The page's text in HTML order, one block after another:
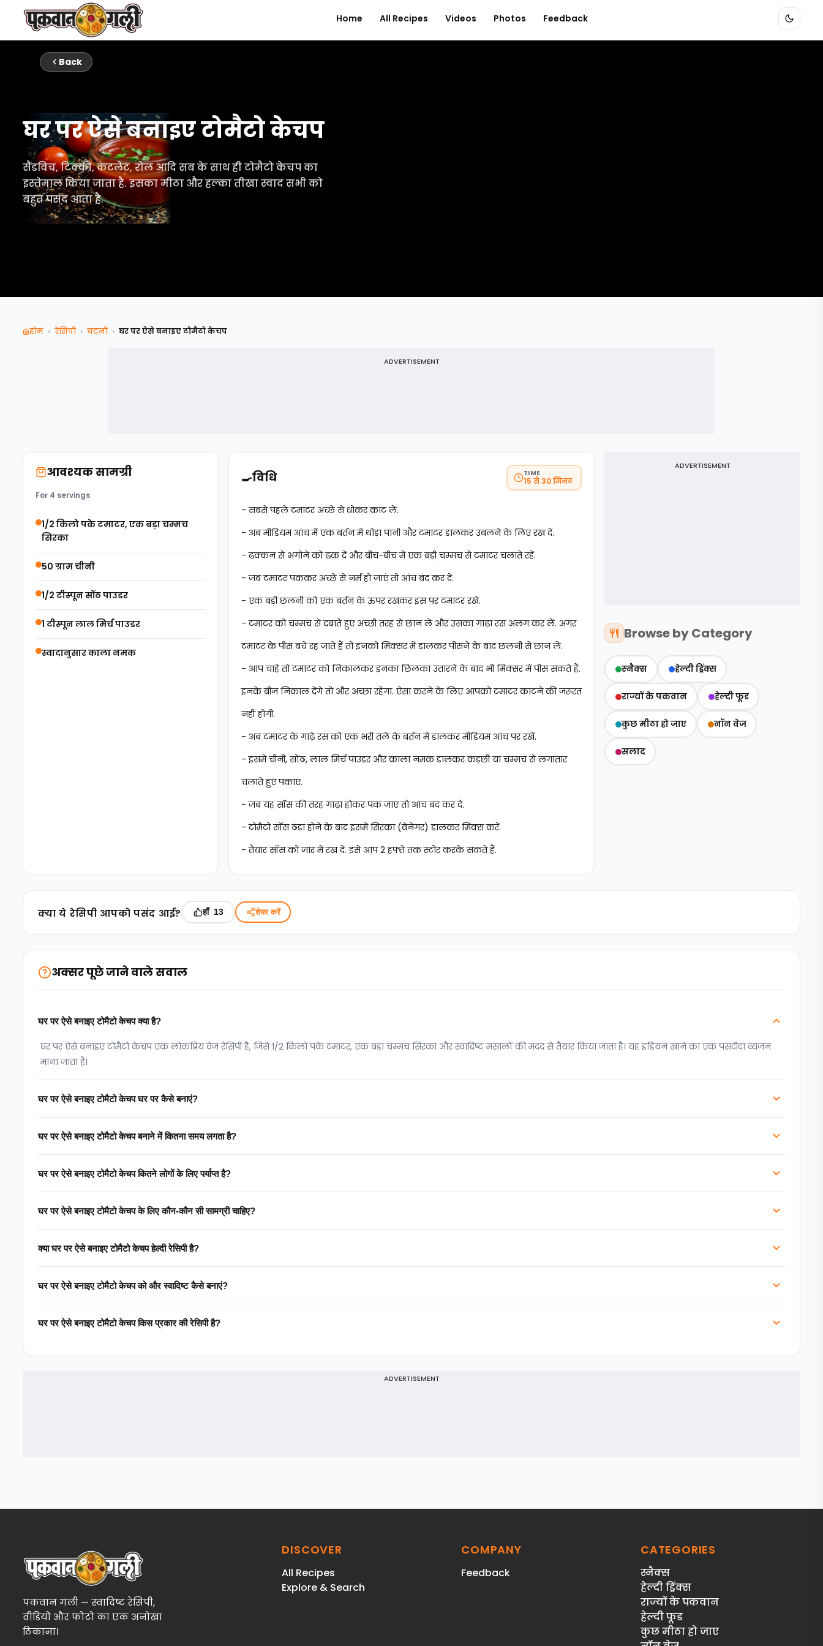
Home All Recipes Videos Photos Feedback
Back
घर पर ऐसे बनाइए टोमैटो केचप
सैंडविच, टिक्की, कटलेट, रोल आदि सब के साथ ही टोमैटो केचप का
इस्तेमाल किया जाता है. इसका मीठा और हल्का तीखा स्वाद सभी को
बहुत पसंद आता है.
होम › रेसिपी › चटनी › घर पर ऐसे बनाइए टोमैटो केचप
ADVERTISEMENT
आवश्यक सामग्री
For 4 servings
1/2 किलो पके टमाटर, एक बड़ा चम्मच
सिरका
50 ग्राम चीनी
1/2 टीस्पून सोंठ पाउडर
1 टीस्पून लाल मिर्च पाउडर
स्वादानुसार काला नमक
🍳विधि TIME
15 से 30 मिनट
- सबसे पहले टमाटर अच्छे से धोकर काट लें.
- अब मीडियम आंच में एक बर्तन में थोड़ा पानी और टमाटर डालकर उबलने के लिए रख दें.
- ढक्कन से भगोने को ढक दें और बीच-बीच में एक बड़ी चम्मच से टमाटर चलाते रहें.
- जब टमाटर पककर अच्छे से नर्म हो जाएं तो आंच बंद कर दें.
- एक बड़ी छलनी को एक बर्तन के ऊपर रखकर इस पर टमाटर रखे.
- टमाटर को चम्मच से दबाते हुए अच्छी तरह से छान लें और उसका गाढ़ा रस अलग कर लें. अगर
टमाटर के पीस बचे रह जाते हैं तो इनको मिक्सर में डालकर पीसने के बाद छलनी से छान लें.
- आप चाहें तो टमाटर को निकालकर इनका छिलका उतारने के बाद भी मिक्सर में पीस सकते हैं.
इनके बीज निकाल देंगे तो और अच्छा रहेगा. ऐसा करने के लिए आपको टमाटर काटने की जरूरत
नहीं होगी.
- अब टमाटर के गाढ़े रस को एक भरी तले के बर्तन में डालकर मीडियम आंच पर रखें.
- इसमें चीनी, सोंठ, लाल मिर्च पाउडर और काला नमक डालकर कड़छी या चम्मच से लगातार
चलाते हुए पकाएं.
- जब यह सॉस की तरह गाढ़ा होकर पक जाए तो आंच बंद कर दें.
- टोमैटो सॉस ठंडा होने के बाद इसमें सिरका (वेनेगर) डालकर मिक्स करें.
- तैयार सॉस को जार में रख दें. इसे आप 2 हफ्ते तक स्टोर करके सकते हैं.
ADVERTISEMENT
Browse by Category
स्‍नैक्‍स हेल्दी ड्रिंक्स
राज्‍यों के पकवान हेल्‍दी फूड
कुछ मीठा हो जाए नॉन वेज
सलाद
क्‍या ये रेसिपी आपको पसंद आई? हाँ 13 शेयर करें
अक्सर पूछे जाने वाले सवाल
घर पर ऐसे बनाइए टोमैटो केचप क्या है?
घर पर ऐसे बनाइए टोमैटो केचप एक लोकप्रिय वेज रेसिपी है, जिसे 1/2 किलो पके टमाटर, एक बड़ा चम्मच सिरका और स्वादिष्ट मसालों की मदद से तैयार किया जाता है। यह इंडियन खाने का एक पसंदीदा व्यंजन
माना जाता है।
घर पर ऐसे बनाइए टोमैटो केचप घर पर कैसे बनाएं?
घर पर ऐसे बनाइए टोमैटो केचप बनाने में कितना समय लगता है?
घर पर ऐसे बनाइए टोमैटो केचप कितने लोगों के लिए पर्याप्त है?
घर पर ऐसे बनाइए टोमैटो केचप के लिए कौन-कौन सी सामग्री चाहिए?
क्या घर पर ऐसे बनाइए टोमैटो केचप हेल्दी रेसिपी है?
घर पर ऐसे बनाइए टोमैटो केचप को और स्वादिष्ट कैसे बनाएं?
घर पर ऐसे बनाइए टोमैटो केचप किस प्रकार की रेसिपी है?
ADVERTISEMENT
पकवान गली — स्वादिष्ट रेसिपी,
वीडियो और फोटो का एक अनोखा
ठिकाना।
DISCOVER
All Recipes
Explore & Search
COMPANY
Feedback
CATEGORIES
स्‍नैक्‍स
हेल्दी ड्रिंक्स
राज्‍यों के पकवान
हेल्‍दी फूड
कुछ मीठा हो जाए